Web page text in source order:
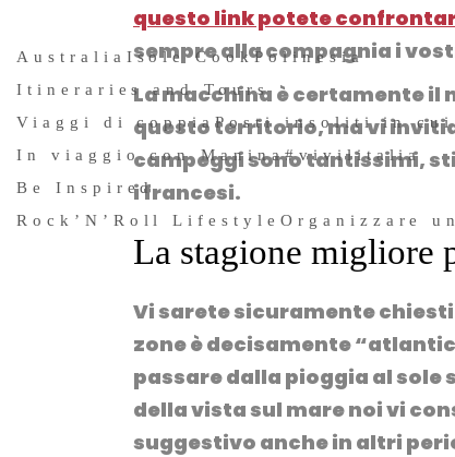
Australia Isole CookPolinesia
Itineraries and Tours
Viaggi di coppiaPosti insoliti in cui
In viaggio con Manina#vivilitalia
Be Inspired
Rock’N’Roll Lifestyle Organizzare
questo link potete
sempre alla compagnia i
La macchina è certamente il
questo territorio, ma vi
campeggi sono tantissimi,
i francesi.
La stagione migliore
Vi sarete sicuramente
zone è decisamente
passare dalla pioggia al
della vista sul mare noi vi
suggestivo anche in altri